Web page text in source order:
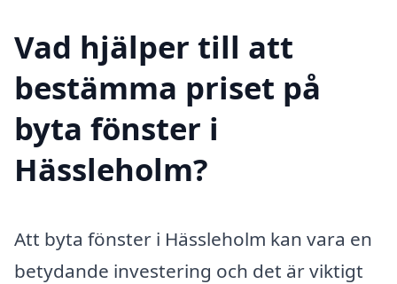
Vad hjälper till att
bestämma priset på
byta fönster i
Hässleholm?
Att byta fönster i Hässleholm kan vara en
betydande investering och det är viktigt